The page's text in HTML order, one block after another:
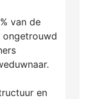
van de
en